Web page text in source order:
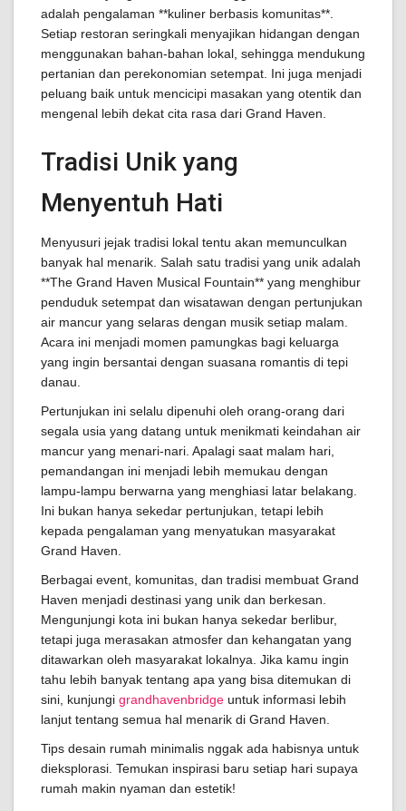
adalah pengalaman **kuliner berbasis komunitas**.
Setiap restoran seringkali menyajikan hidangan dengan
menggunakan bahan-bahan lokal, sehingga mendukung
pertanian dan perekonomian setempat. Ini juga menjadi
peluang baik untuk mencicipi masakan yang otentik dan
mengenal lebih dekat cita rasa dari Grand Haven.
Tradisi Unik yang
Menyentuh Hati
Menyusuri jejak tradisi lokal tentu akan memunculkan
banyak hal menarik. Salah satu tradisi yang unik adalah
**The Grand Haven Musical Fountain** yang menghibur
penduduk setempat dan wisatawan dengan pertunjukan
air mancur yang selaras dengan musik setiap malam.
Acara ini menjadi momen pamungkas bagi keluarga
yang ingin bersantai dengan suasana romantis di tepi
danau.
Pertunjukan ini selalu dipenuhi oleh orang-orang dari
segala usia yang datang untuk menikmati keindahan air
mancur yang menari-nari. Apalagi saat malam hari,
pemandangan ini menjadi lebih memukau dengan
lampu-lampu berwarna yang menghiasi latar belakang.
Ini bukan hanya sekedar pertunjukan, tetapi lebih
kepada pengalaman yang menyatukan masyarakat
Grand Haven.
Berbagai event, komunitas, dan tradisi membuat Grand
Haven menjadi destinasi yang unik dan berkesan.
Mengunjungi kota ini bukan hanya sekedar berlibur,
tetapi juga merasakan atmosfer dan kehangatan yang
ditawarkan oleh masyarakat lokalnya. Jika kamu ingin
tahu lebih banyak tentang apa yang bisa ditemukan di
sini, kunjungi grandhavenbridge untuk informasi lebih
lanjut tentang semua hal menarik di Grand Haven.
Tips desain rumah minimalis nggak ada habisnya untuk
dieksplorasi. Temukan inspirasi baru setiap hari supaya
rumah makin nyaman dan estetik!